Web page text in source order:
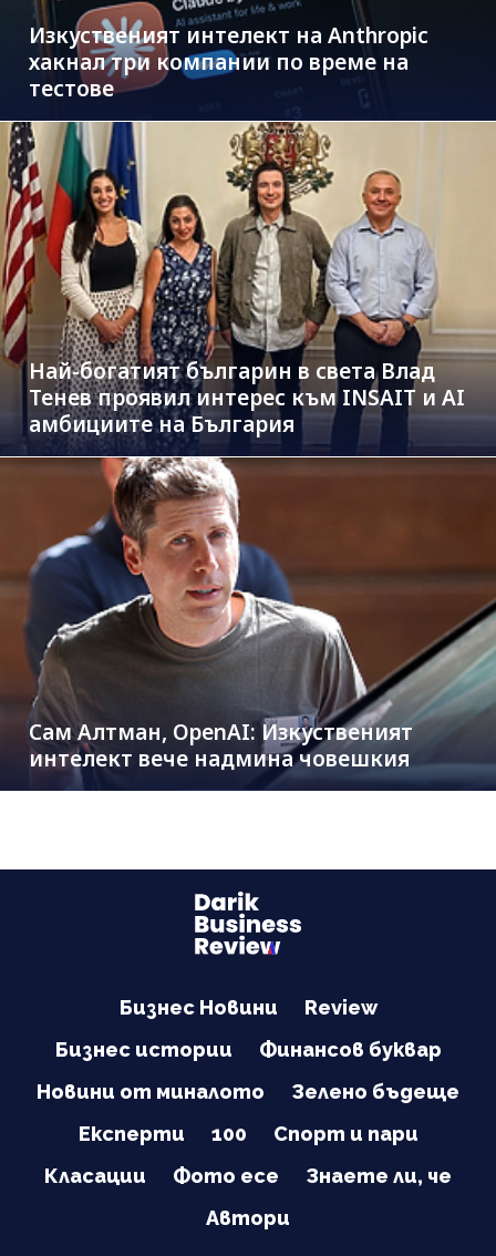
Изкуственият интелект на Anthropic
хакнал три компании по време на
тестове
Най-богатият българин в света Влад
Тенев проявил интерес към INSAIT и AI
амбициите на България
Сам Алтман, OpenAI: Изкуственият
интелект вече надмина човешкия
Бизнес Новини
Review
Бизнес истории
Финансов буквар
Новини от миналото
Зелено бъдеще
Експерти
100
Спорт и пари
Класации
Фото есе
Знаете ли, че
Автори